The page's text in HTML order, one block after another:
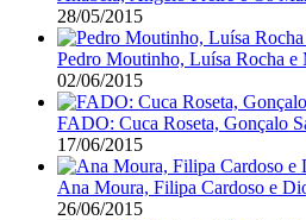
28/05/2015
Pedro Moutinho, Luísa Rocha e
02/06/2015
FADO: Cuca Roseta, Gonçalo
17/06/2015
Ana Moura, Filipa Cardoso e
26/06/2015